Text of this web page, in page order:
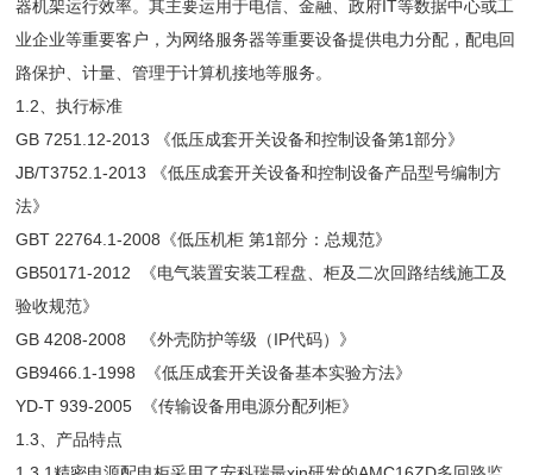
器机架运行效率。其主要运用于电信、金融、政府IT等数据中心或工
业企业等重要客户，为网络服务器等重要设备提供电力分配，配电回
路保护、计量、管理于计算机接地等服务。
1.2、执行标准
GB 7251.12-2013 《低压成套开关设备和控制设备第1部分》
JB/T3752.1-2013 《低压成套开关设备和控制设备产品型号编制方
法》
GBT 22764.1-2008《低压机柜 第1部分：总规范》
GB50171-2012 《电气装置安装工程盘、柜及二次回路结线施工及
验收规范》
GB 4208-2008 《外壳防护等级（IP代码）》
GB9466.1-1998 《低压成套开关设备基本实验方法》
YD-T 939-2005 《传输设备用电源分配列柜》
1.3、产品特点